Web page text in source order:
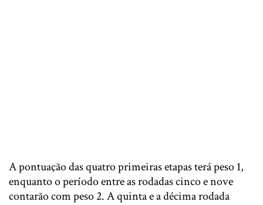
A pontuação das quatro primeiras etapas terá peso 1,
enquanto o período entre as rodadas cinco e nove
contarão com peso 2. A quinta e a décima rodada